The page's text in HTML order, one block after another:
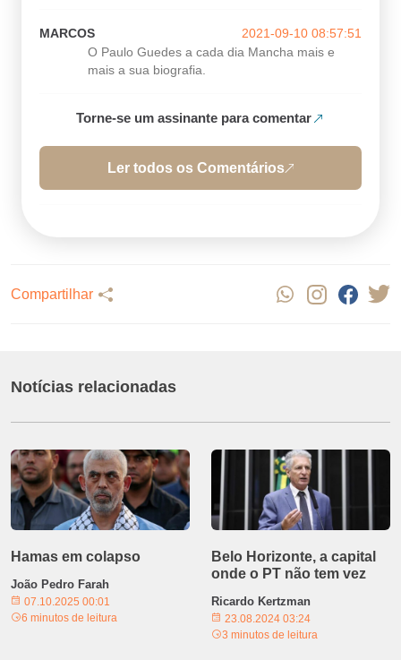
MARCOS
2021-09-10 08:57:51
O Paulo Guedes a cada dia Mancha mais e
mais a sua biografia.
Torne-se um assinante para comentar
Ler todos os Comentários
Compartilhar
Notícias relacionadas
Hamas em colapso
João Pedro Farah
07.10.2025 00:01
6 minutos de leitura
Belo Horizonte, a capital
onde o PT não tem vez
Ricardo Kertzman
23.08.2024 03:24
3 minutos de leitura